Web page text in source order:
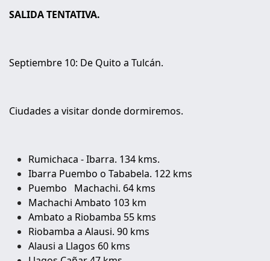
SALIDA TENTATIVA.
Septiembre 10: De Quito a Tulcán.
Ciudades a visitar donde dormiremos.
Rumichaca - Ibarra. 134 kms.
Ibarra Puembo o Tababela. 122 kms
Puembo Machachi. 64 kms
Machachi Ambato 103 km
Ambato a Riobamba 55 kms
Riobamba a Alausi. 90 kms
Alausi a Llagos 60 kms